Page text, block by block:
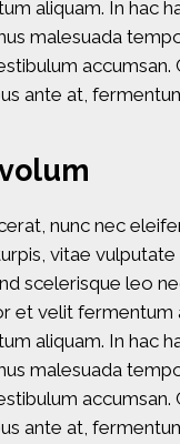
aliquam. In hac
malesuada
accumsan.
ante at,
olum
nunc nec
vitae
scelerisque leo
et velit fermentum
aliquam. In hac
malesuada
accumsan.
ante at,